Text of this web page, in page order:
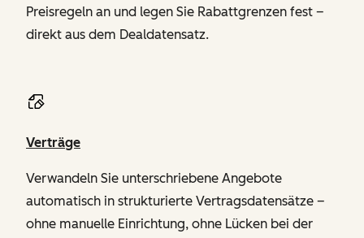
Preisregeln an und legen Sie Rabattgrenzen fest –
direkt aus dem Dealdatensatz.
Verträge
Verwandeln Sie unterschriebene Angebote
automatisch in strukturierte Vertragsdatensätze –
ohne manuelle Einrichtung, ohne Lücken bei der